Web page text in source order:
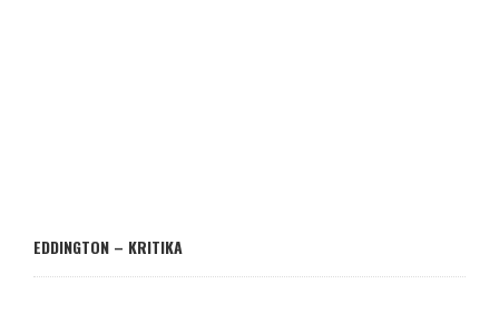
EDDINGTON – KRITIKA